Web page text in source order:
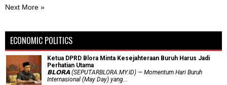
Next More »
ECONOMIC POLITICS
Ketua DPRD Blora Minta Kesejahteraan Buruh Harus Jadi
Perhatian Utama
​𝗕𝗟𝗢𝗥𝗔 (SEPUTARBLORA.MY.ID) — Momentum Hari Buruh
Internasional (May Day) yang...